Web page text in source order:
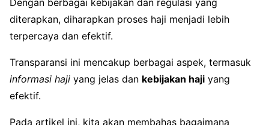
Dengan berbagai kebijakan dan regulasi yang
diterapkan, diharapkan proses haji menjadi lebih
terpercaya dan efektif.
Transparansi ini mencakup berbagai aspek, termasuk
informasi haji yang jelas dan kebijakan haji yang
efektif.
Pada artikel ini, kita akan membahas bagaimana